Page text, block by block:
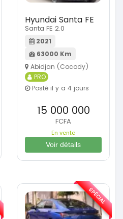
Hyundai Santa FE
Santa FE 2.0
2021
63000 Km
Abidjan (Cocody)
PRO
Posté il y a 4 jours
15 000 000
FCFA
En vente
Voir détails
SPÉCIAL